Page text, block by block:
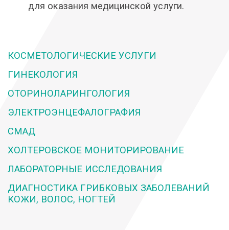
для оказания медицинской услуги.
КОСМЕТОЛОГИЧЕСКИЕ УСЛУГИ
ГИНЕКОЛОГИЯ
ОТОРИНОЛАРИНГОЛОГИЯ
ЭЛЕКТРОЭНЦЕФАЛОГРАФИЯ
СМАД
ХОЛТЕРОВСКОЕ МОНИТОРИРОВАНИЕ
ЛАБОРАТОРНЫЕ ИССЛЕДОВАНИЯ
ДИАГНОСТИКА ГРИБКОВЫХ ЗАБОЛЕВАНИЙ
КОЖИ, ВОЛОС, НОГТЕЙ